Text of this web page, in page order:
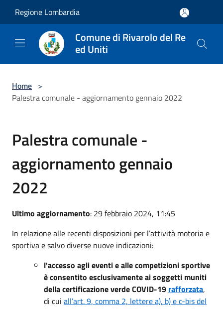
Regione Lombardia
Comune di Rivarolo del Re
ed Uniti
Home >
Palestra comunale - aggiornamento gennaio 2022
Palestra comunale -
aggiornamento gennaio
2022
Ultimo aggiornamento: 29 febbraio 2024, 11:45
In relazione alle recenti disposizioni per l’attività motoria e
sportiva e salvo diverse nuove indicazioni:
l'accesso agli eventi e alle competizioni sportive
è consentito esclusivamente ai soggetti muniti
della certificazione verde COVID-19 rafforzata,
di cui all’art. 9, comma 2, lettere a), b) e c-bis del